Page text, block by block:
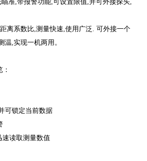
瞄准,带报警功能,可设置限值,并可外接探头,
离系数比,测量快速,使用广泛. 可外接一个
温,实现一机两用。
可锁定当前数据
速读取测量数值